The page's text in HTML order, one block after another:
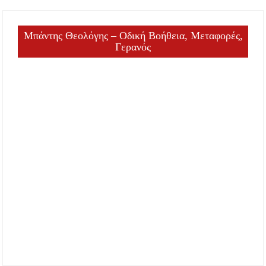
Μπάντης Θεολόγης – Οδική Βοήθεια, Μεταφορές,
Γερανός